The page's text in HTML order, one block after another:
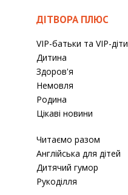
ДІТВОРА ПЛЮС
VIP-батьки та VIP-діти
Дитина
Здоров'я
Немовля
Родина
Цікаві новини
Читаємо разом
Англійська для дітей
Дитячий гумор
Рукоділля